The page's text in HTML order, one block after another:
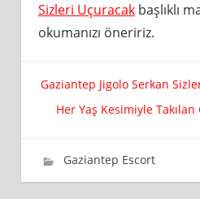
Sizleri Uçuracakbaşlıklı
okumanızı öneririz.
Yazı
gezinmesi
Gaziantep Jigolo Serkan
Her Yaş Kesimiyle
29 Mart 2019
wpadmin_98ff21
Gaziantep Escort